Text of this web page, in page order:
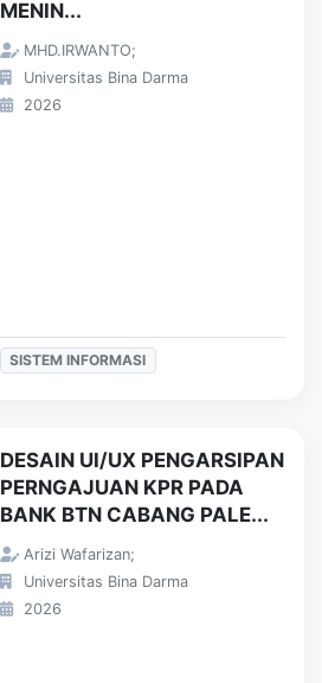
MENIN...
MHD.IRWANTO;
Universitas Bina Darma
2026
SISTEM INFORMASI
DESAIN UI/UX PENGARSIPAN
PERNGAJUAN KPR PADA
BANK BTN CABANG PALE...
Arizi Wafarizan;
Universitas Bina Darma
2026